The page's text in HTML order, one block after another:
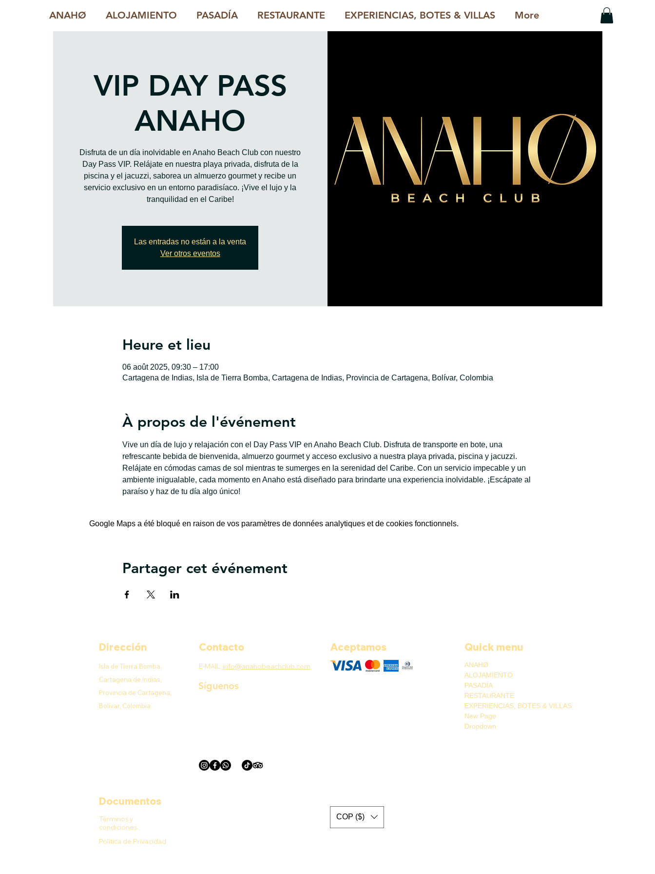
ANAHØ ALOJAMIENTO PASADÍA RESTAURANTE EXPERIENCIAS, BOTES & VILLAS More
VIP DAY PASS
ANAHO
Disfruta de un día inolvidable en Anaho Beach Club con nuestro
Day Pass VIP. Relájate en nuestra playa privada, disfruta de la
piscina y el jacuzzi, saborea un almuerzo gourmet y recibe un
servicio exclusivo en un entorno paradisíaco. ¡Vive el lujo y la
Las entradas no están a la venta
Ver otros eventos
Heure et lieu
06 août 2025, 09:30 – 17:00
Cartagena de Indias, Isla de Tierra Bomba, Cartagena de Indias, Provincia de Cartagena, Bolívar, Colombia
À propos de l'événement
Vive un día de lujo y relajación con el Day Pass VIP en Anaho Beach Club. Disfruta de transporte en bote, una
refrescante bebida de bienvenida, almuerzo gourmet y acceso exclusivo a nuestra playa privada, piscina y jacuzzi.
Relájate en cómodas camas de sol mientras te sumerges en la serenidad del Caribe. Con un servicio impecable y un
ambiente inigualable, cada momento en Anaho está diseñado para brindarte una experiencia inolvidable. ¡Escápate al
paraíso y haz de tu día algo único!
Google Maps a été bloqué en raison de vos paramètres de données analytiques et de cookies fonctionnels.
Partager cet événement
Dirección
Isla de Tierra Bomba,
Cartagena de Indias,
Provincia de Cartagena,
Bolívar, Colombia
Contacto
E-MAIL: info@anahobeachclub.com
Síguenos
Aceptamos Quick menu
ANAHØ
ALOJAMIENTO
PASADÍA
RESTAURANTE
EXPERIENCIAS, BOTES & VILLAS
New Page
Dropdown
Documentos
Términos y
condiciones
COP ($)
Política de Privacidad